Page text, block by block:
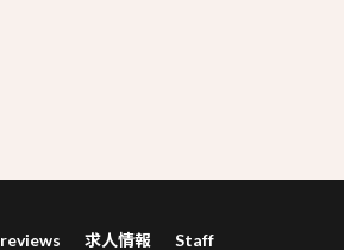
reviews 求人情報 Staff